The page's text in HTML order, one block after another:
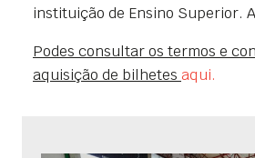
instituição de Ensino Superior.
Podes consultar os termos e
aquisição de bilhetes aqui.